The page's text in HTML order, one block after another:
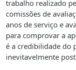
trabalho realizado
comissões de
anos de serviço e
para comprovar a
é a credibilidade do
inevitavelmente